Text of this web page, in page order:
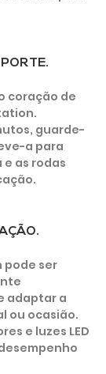
coração de
guarde-
a para
e as rodas
pode ser
adaptar a
ou ocasião.
e luzes LED